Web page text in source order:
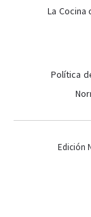
La Cocina
Política
Edición